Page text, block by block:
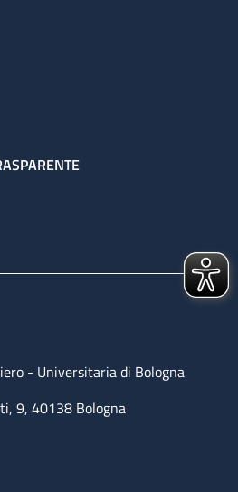
- Universitaria di Bologna
9, 40138 Bologna